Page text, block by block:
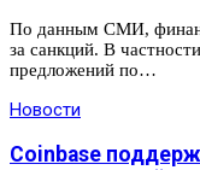
По данным СМИ,
за санкций. В
предложений по…
Новости
Coinbase